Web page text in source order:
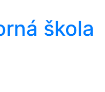
škola